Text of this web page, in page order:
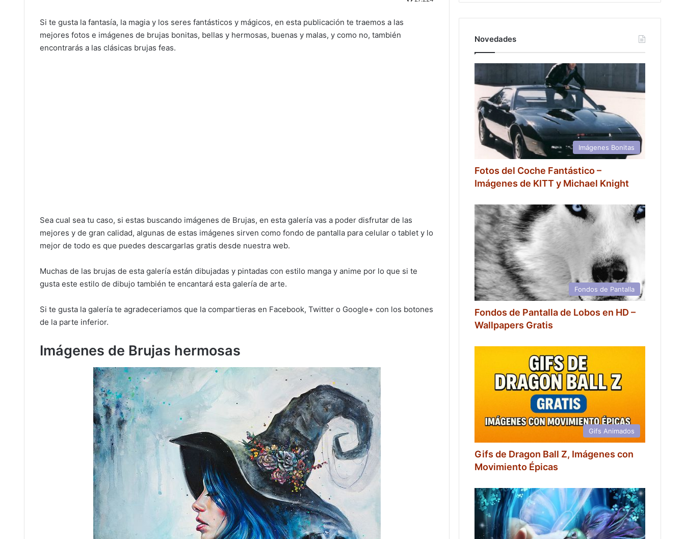
Si te gusta la fantasía, la magia y los seres fantásticos y mágicos, en esta publicación te traemos a las
mejores fotos e imágenes de brujas bonitas, bellas y hermosas, buenas y malas, y como no, también
encontrarás a las clásicas brujas feas.
Sea cual sea tu caso, si estas buscando imágenes de Brujas, en esta galería vas a poder disfrutar de las
mejores y de gran calidad, algunas de estas imágenes sirven como fondo de pantalla para celular o tablet y lo
mejor de todo es que puedes descargarlas gratis desde nuestra web.
Muchas de las brujas de esta galería están dibujadas y pintadas con estilo manga y anime por lo que si te
gusta este estilo de dibujo también te encantará esta galería de arte.
Si te gusta la galería te agradeceriamos que la compartieras en Facebook, Twitter o Google+ con los botones
de la parte inferior.
Imágenes de Brujas hermosas
Novedades
Imágenes Bonitas
Fotos del Coche Fantástico –
Imágenes de KITT y Michael Knight
Fondos de Pantalla
Fondos de Pantalla de Lobos en HD –
Wallpapers Gratis
Gifs Animados
Gifs de Dragon Ball Z, Imágenes con
Movimiento Épicas